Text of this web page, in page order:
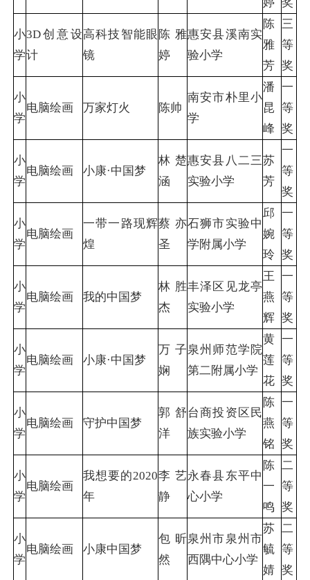
小
学
3D创意设
计
高科技智能眼
镜
陈雅
婷
惠安县溪南实
验小学
陈
雅
芳
三
等
奖
小
学
电脑绘画 万家灯火 陈帅
南安市朴里小
学
潘
昆
峰
一
等
奖
小
学
电脑绘画 小康·中国梦
林楚
涵
惠安县八二三
实验小学
苏
芳
一
等
奖
小
学
电脑绘画
一带一路现辉
煌
蔡亦
圣
石狮市实验中
学附属小学
邱
婉
玲
一
等
奖
小
学
电脑绘画 我的中国梦
林胜
杰
丰泽区见龙亭
实验小学
王
燕
辉
一
等
奖
小
学
电脑绘画 小康·中国梦
万子
娴
泉州师范学院
第二附属小学
黄
莲
花
一
等
奖
小
学
电脑绘画 守护中国梦
郭舒
洋
台商投资区民
族实验小学
陈
燕
铭
一
等
奖
小
学
电脑绘画
我想要的2020
年
李艺
静
永春县东平中
心小学
陈
一
鸣
二
等
奖
小
学
电脑绘画 小康中国梦
包昕
然
泉州市泉州市
西隅中心小学
苏
毓
婧
二
等
奖